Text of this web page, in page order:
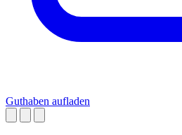
Guthaben aufladen